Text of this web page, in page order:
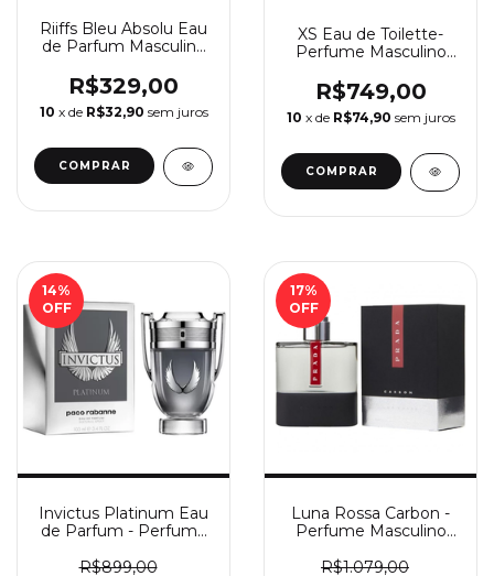
Riiffs Bleu Absolu Eau
de Parfum Masculino
R$329,00
10 x de R$32,90 sem juros
XS Eau de Toilette-
Perfume Masculino
R$749,00
10 x de R$74,90 sem juros
COMPRAR
14%
OFF
Invictus Platinum Eau
de Parfum - Perfume
Rabanne
R$899,00
17%
OFF
Luna Rossa Carbon -
Perfume Masculino
R$1.079,00